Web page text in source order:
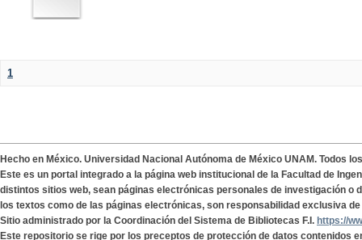
1
Hecho en México. Universidad Nacional Autónoma de México UNAM. Todos
Este es un portal integrado a la página web institucional de la Facultad de
distintos sitios web, sean páginas electrónicas personales de investigación o
los textos como de las páginas electrónicas, son responsabilidad exclusiva
Sitio administrado por la Coordinación del Sistema de Bibliotecas F.I. https://
Este repositorio se rige por los preceptos de protección de datos contenidos